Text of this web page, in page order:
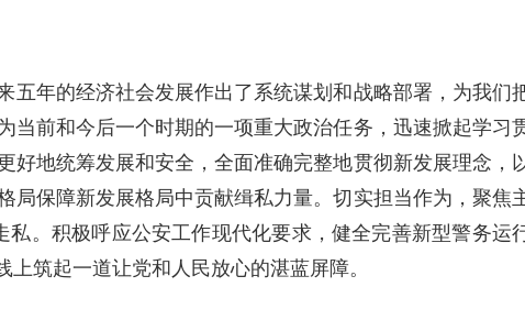
年的经济社会发展作出了系统谋划和战略部署，为我们
前和今后一个时期的一项重大政治任务，迅速掀起学习
地统筹发展和安全，全面准确完整地贯彻新发展理念，
保障新发展格局中贡献缉私力量。切实担当作为，聚焦
私。积极呼应公安工作现代化要求，健全完善新型警务运
筑起一道让党和人民放心的湛蓝屏障。